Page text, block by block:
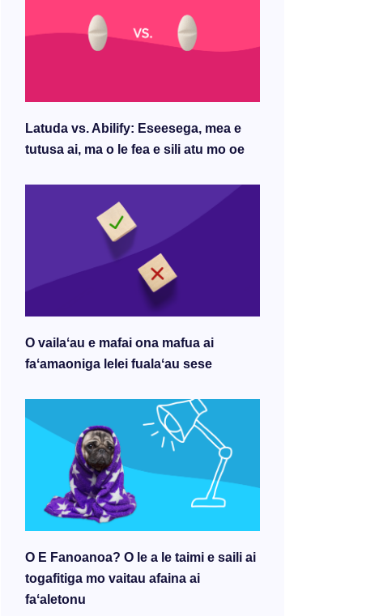
Latuda vs. Abilify: Eseesega, mea e
tutusa ai, ma o le fea e sili atu mo oe
O vailaʻau e mafai ona mafua ai
faʻamaoniga lelei fualaʻau sese
O E Fanoanoa? O le a le taimi e saili ai
togafitiga mo vaitau afaina ai
faʻaletonu